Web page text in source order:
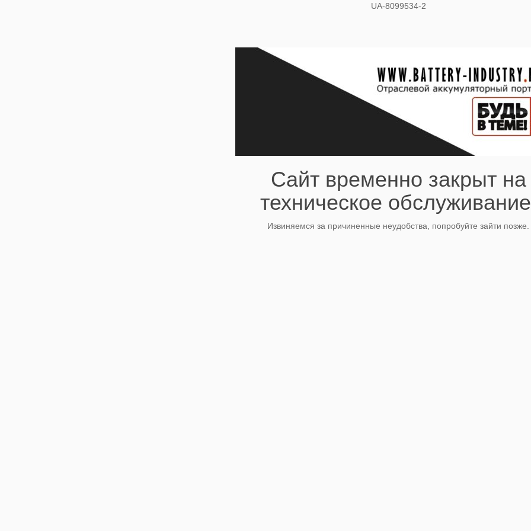
UA-8099534-2
Сайт временно закрыт на
техническое
Извиняемся за причиненные неудобства, попробуйте зайти позже.